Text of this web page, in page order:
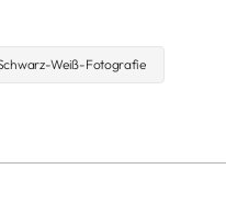
Weiß-Fotografie